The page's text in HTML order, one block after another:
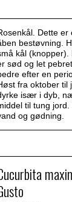
Dette er
bestøvning.
kål (knopper).
sød og let
efter en
fra oktober til
især i dyb,
til tung
og gødning.